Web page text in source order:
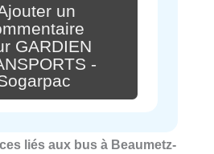
un
GARDIEN
-
liés aux bus à Beaumetz-